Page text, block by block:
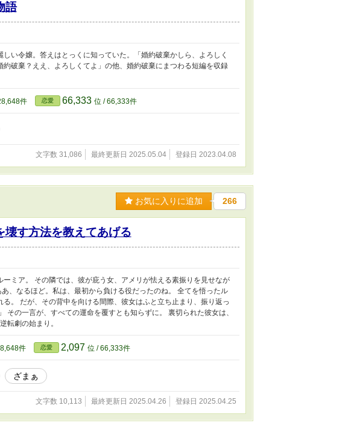
語
い令嬢。答えはとっくに知っていた。「婚約破棄かしら、よろしく
破棄？ええ、よろしくてよ」の他、婚約破棄にまつわる短編を収録
件 恋愛 66,333 位 / 66,333件
文字数 31,086 最終更新日 2025.05.04 登録日 2023.04.08
お気に入りに追加 266
壊す方法を教えてあげる
ミア。 その隣では、彼が庇う女、アメリが怯える素振りを見せなが
、なるほど。私は、最初から負ける役だったのね。 全てを悟ったル
。 だが、その背中を向ける間際、彼女はふと立ち止まり、振り返っ
の一言が、すべての運命を覆すとも知らずに。 裏切られた彼女は、
転劇の始まり。
件 恋愛 2,097 位 / 66,333件
ざまぁ
文字数 10,113 最終更新日 2025.04.26 登録日 2025.04.25